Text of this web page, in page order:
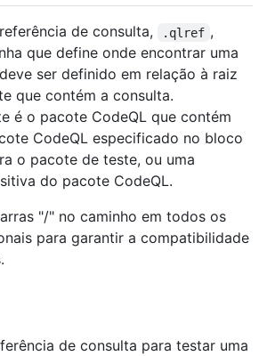
de consulta, .qlref ,
que define onde encontrar uma
ser definido em relação à raiz
que contém a consulta.
é o pacote CodeQL que contém
CodeQL especificado no bloco
o pacote de teste, ou uma
do pacote CodeQL.
"/" no caminho em todos os
para garantir a compatibilidade
de consulta para testar uma